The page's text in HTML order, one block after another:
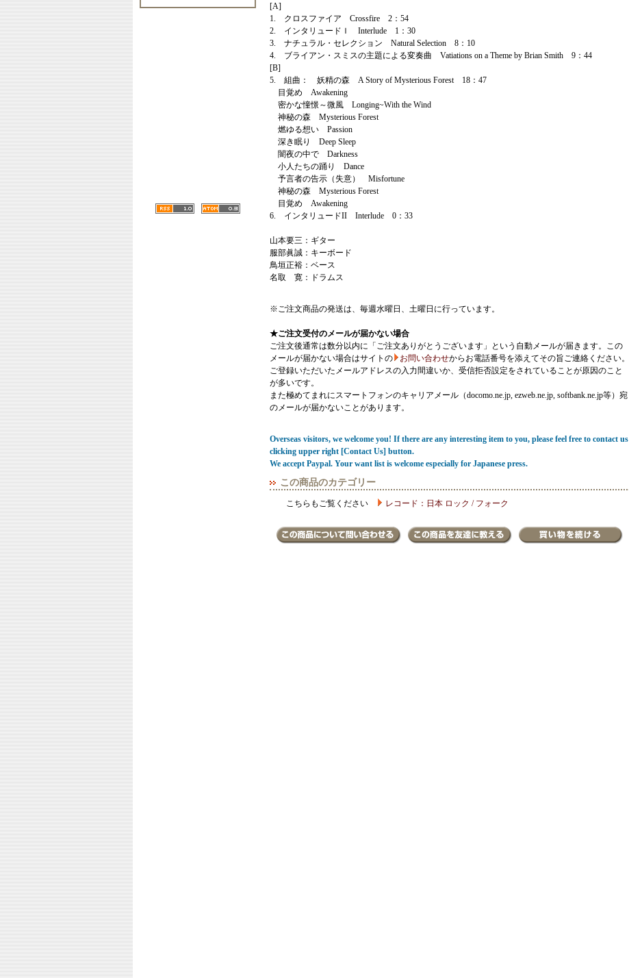
[A]
1. クロスファイア Crossfire 2：54
2. インタリュードＩ Interlude 1：30
3. ナチュラル・セレクション Natural Selection 8：10
4. ブライアン・スミスの主題による変奏曲 Vatiations on a Theme by Brian Smith 9：44
[B]
5. 組曲： 妖精の森 A Story of Mysterious Forest 18：47
目覚め Awakening
密かな憧憬～微風 Longing~With the Wind
神秘の森 Mysterious Forest
燃ゆる想い Passion
深き眠り Deep Sleep
闇夜の中で Darkness
小人たちの踊り Dance
予言者の告示（失意） Misfortune
神秘の森 Mysterious Forest
目覚め Awakening
6. インタリュードII Interlude 0：33
山本要三：ギター
服部眞誠：キーボード
鳥垣正裕：ベース
名取 寛：ドラムス
※ご注文商品の発送は、毎週水曜日、土曜日に行っています。
★ご注文受付のメールが届かない場合
ご注文後通常は数分以内に「ご注文ありがとうございます」という自動メールが届きます。この
メールが届かない場合はサイトの
お問い合わせからお電話番号を添えてその旨ご連絡ください。
ご登録いただいたメールアドレスの入力間違いか、受信拒否設定をされていることが原因のこと
が多いです。
また極めてまれにスマートフォンのキャリアメール（docomo.ne.jp, ezweb.ne.jp, softbank.ne.jp等）宛
のメールが届かないことがあります。
Overseas visitors, we welcome you! If there are any interesting item to you, please feel free to contact us
clicking upper right [Contact Us] button.
We accept Paypal. Your want list is welcome especially for Japanese press.
この商品のカテゴリー
こちらもご覧ください レコード：日本 ロック / フォーク